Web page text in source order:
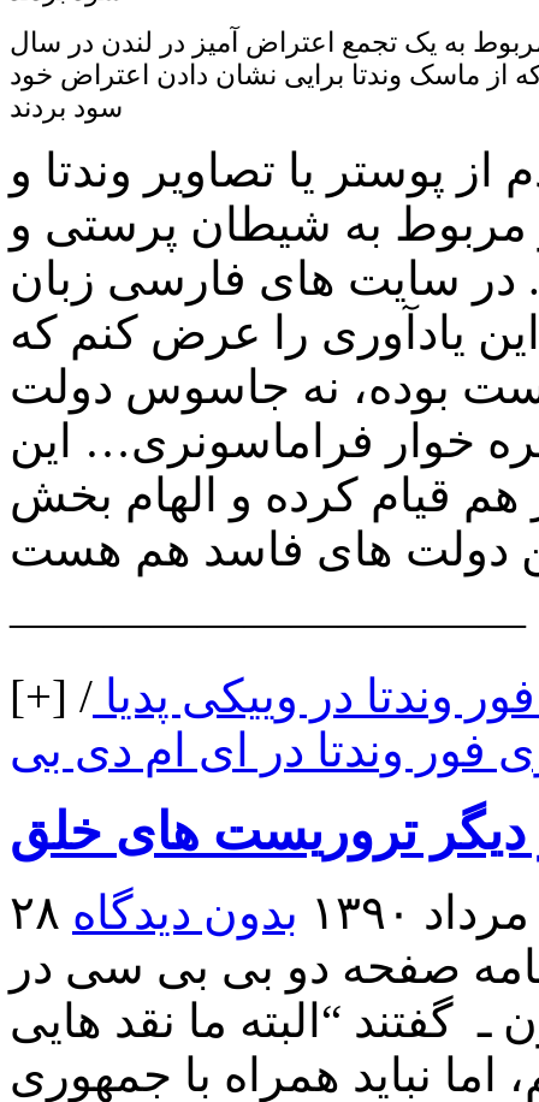
به یک تجمع اعتراض آمیز در لندن در سال
که از ماسک وندتا برایی نشان دادن اعتراض خود
سود بردند
پوستر یا تصاویر وندتا و
مربوط به شیطان پرستی و
سایت های فارسی زبان
یادآوری را عرض کنم که
بوده، نه جاسوس دولت
خوار فراماسونری… این
هم قیام کرده و الهام بخش
———————————
وندتا در وییکی پدیا /
فور وندتا در ای ام دی بی
دیگر تروریست های خلق
۲۸ مرداد ۱۳۹۰
بدون دیدگاه
صفحه دو بی بی سی در
گفتند “البته ما نقد هایی
اما نباید همراه با جمهوری